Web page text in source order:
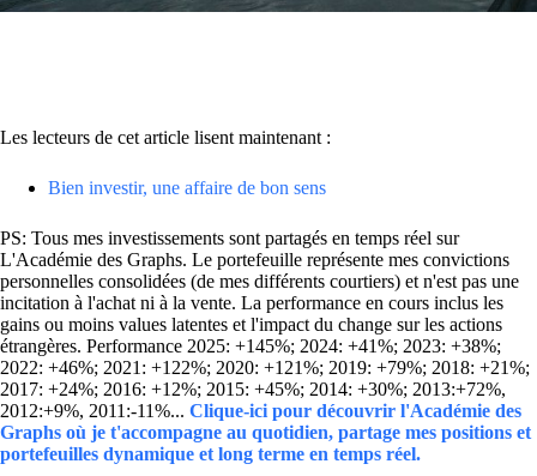
Les lecteurs de cet article lisent maintenant :
Bien investir, une affaire de bon sens
PS: Tous mes investissements sont partagés en temps réel sur
L'Académie des Graphs. Le portefeuille représente mes convictions
personnelles consolidées (de mes différents courtiers) et n'est pas une
incitation à l'achat ni à la vente. La performance en cours inclus les
gains ou moins values latentes et l'impact du change sur les actions
étrangères. Performance 2025: +145%; 2024: +41%; 2023: +38%;
2022: +46%; 2021: +122%; 2020: +121%; 2019: +79%; 2018: +21%;
2017: +24%; 2016: +12%; 2015: +45%; 2014: +30%; 2013:+72%,
2012:+9%, 2011:-11%... Clique-ici pour découvrir l'Académie des
Graphs où je t'accompagne au quotidien, partage mes positions et
portefeuilles dynamique et long terme en temps réel.